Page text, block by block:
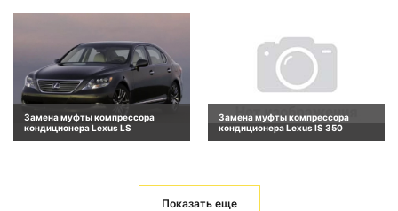
Замена муфты компрессора
кондиционера Lexus LS
Замена муфты компрессора
кондиционера Lexus IS 350
Показать еще